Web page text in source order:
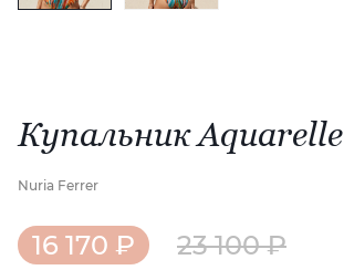
Купальник Aquarelle
Nuria Ferrer
16 170 ₽ 23 100 ₽